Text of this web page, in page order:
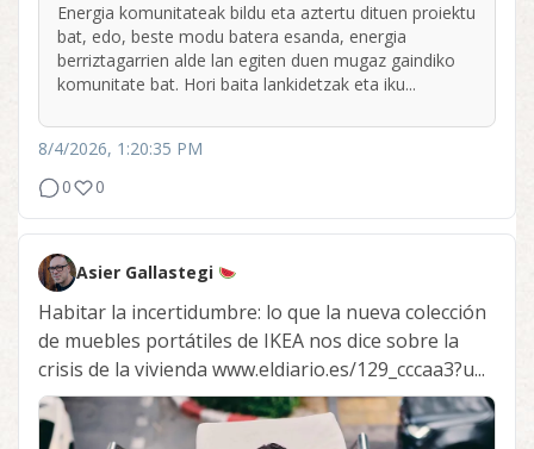
Energia komunitateak bildu eta aztertu dituen proiektu
bat, edo, beste modu batera esanda, energia
berriztagarrien alde lan egiten duen mugaz gaindiko
komunitate bat. Hori baita lankidetzak eta iku...
8/4/2026, 1:20:35 PM
0
0
Asier Gallastegi
Habitar la incertidumbre: lo que la nueva colección
de muebles portátiles de IKEA nos dice sobre la
crisis de la vivienda www.eldiario.es/129_cccaa3?u...